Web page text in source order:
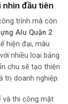
nhìn đầu tiên
trình mà còn
Alu Quận 2
hiện đại, màu
nhiều loại bảng
chu sẽ tạo thiện
trị doanh nghiệp.
và thi công mặt